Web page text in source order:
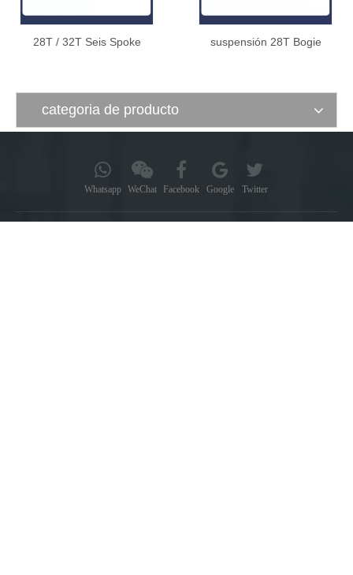
28T / 32T Seis Spoke
suspensión 28T Bogie
categoria de producto
Whatsapp WeChat Facebook Google Twitter